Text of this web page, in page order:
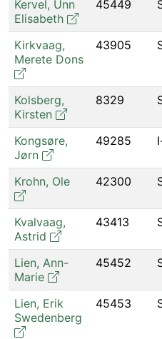
Kervel, Unn
Elisabeth
45449
Kirkvaag,
Merete Dons
43905
Kolsberg,
Kirsten
8329
Kongsøre,
Jørn
49285
Krohn, Ole 42300
Kvalvaag,
Astrid
43413
Lien, Ann-
Marie
45452
Lien, Erik
Swedenberg
45453